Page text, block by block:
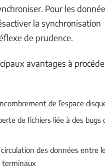
Pour les
la synchronisation
de prudence.
avantages à
de l’espace
de fichiers liée à des bugs
des données entre le
terminaux